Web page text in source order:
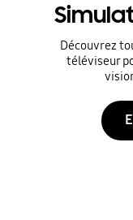
Découvrez
téléviseur